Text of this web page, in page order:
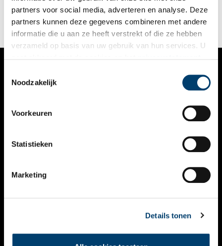
partners voor social media, adverteren en analyse. Deze
partners kunnen deze gegevens combineren met andere
informatie die u aan ze heeft verstrekt of die ze hebben
verzameld op basis van uw gebruik van hun services. U
Noodzakelijk
Voorkeuren
Statistieken
Marketing
Details tonen
gemaakte materiaal. Een overzicht van haar leven vol
tekeningen.
VERHALEN
KALENDER
THEMA’S
VIDEO’S
CONTACT